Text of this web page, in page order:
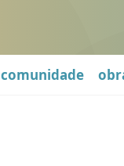
comunidade